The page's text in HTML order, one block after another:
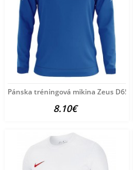
Pánska tréningová mikina Zeus D6503
8.10€